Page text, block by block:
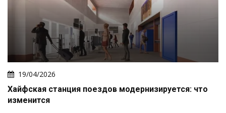
19/04/2026
Хайфская станция поездов модернизируется: что
изменится